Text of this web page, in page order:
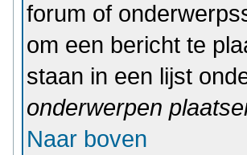
forum of
om een bericht te
staan in een lijst
onderwerpen
Naar boven